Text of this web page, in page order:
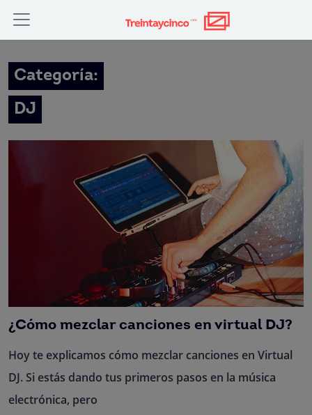
Categoría:
DJ
¿Cómo mezclar canciones en virtual DJ?
Hoy te explicamos cómo mezclar canciones en Virtual
DJ. Si estás dando tus primeros pasos en la música
electrónica, pero